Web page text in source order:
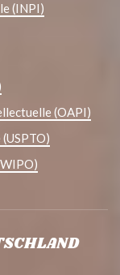
(INPI)
(OAPI)